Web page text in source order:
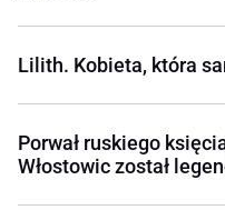
Lilith. Kobieta, która
Porwał ruskiego
Włostowic został